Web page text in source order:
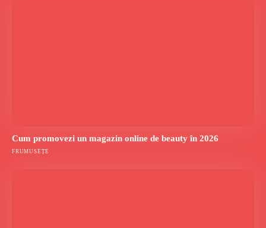
Cum promovezi un magazin online de beauty în 2026
FRUMUSEȚE